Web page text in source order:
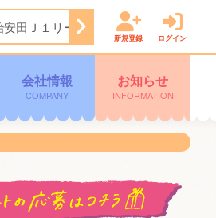
安田Ｊ１リーグ開幕戦 横浜Ｆ・マリ
新規登録 ログイン
会社情報
COMPANY
お知らせ
INFORMATION